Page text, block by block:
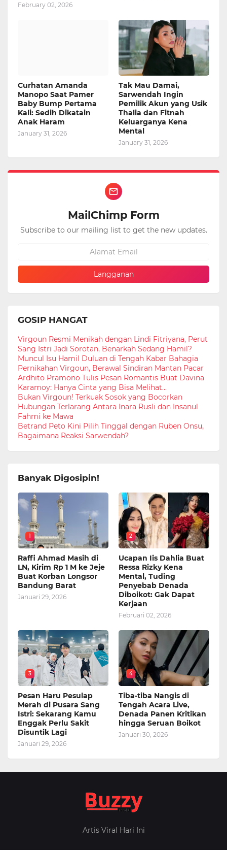
February 02, 2026
Curhatan Amanda
Manopo Saat Pamer
Baby Bump Pertama
Kali: Sedih Dikatain
Anak Haram
January 31, 2026
Tak Mau Damai,
Sarwendah Ingin
Pemilik Akun yang Usik
Thalia dan Fitnah
Keluarganya Kena
Mental
January 31, 2026
MailChimp Form
Subscribe to our mailing list to get the new updates.
GOSIP HANGAT
Virgoun Resmi Menikah dengan Lindi Fitriyana, Perut
Sang Istri Jadi Sorotan, Benarkah Sedang Hamil?
Muncul Isu Hamil Duluan di Tengah Kabar Bahagia
Pernikahan Virgoun, Berawal Sindiran Mantan Pacar
Ardhito Pramono Tulis Pesan Romantis Buat Davina
Karamoy: Hanya Cinta yang Bisa Melihat...
Bukan Virgoun! Terkuak Sosok yang Bocorkan
Hubungan Terlarang Antara Inara Rusli dan Insanul
Fahmi ke Mawa
Betrand Peto Kini Pilih Tinggal dengan Ruben Onsu,
Bagaimana Reaksi Sarwendah?
Banyak Digosipin!
1
Raffi Ahmad Masih di
LN, Kirim Rp 1 M ke Jeje
Buat Korban Longsor
Bandung Barat
Januari 29, 2026
2
Ucapan Iis Dahlia Buat
Ressa Rizky Kena
Mental, Tuding
Penyebab Denada
Diboikot: Gak Dapat
Kerjaan
Februari 02, 2026
3
Pesan Haru Pesulap
Merah di Pusara Sang
Istri: Sekarang Kamu
Enggak Perlu Sakit
Disuntik Lagi
Januari 29, 2026
4
Tiba-tiba Nangis di
Tengah Acara Live,
Denada Panen Kritikan
hingga Seruan Boikot
Januari 30, 2026
Artis Viral Hari Ini